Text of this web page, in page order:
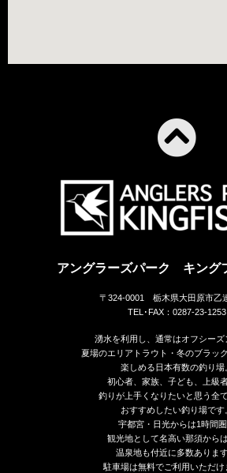
アングラーズパーク キング
〒324-0001 栃木県大田原市乙
TEL･FAX：0287-23-1253
湧水を利用し、通常はオフシーズ
夏場のエリアトラウト・冬のブラッ
楽しめる日本有数の釣り場
初心者、家族、子ども、上級
釣りが上手くなりたいと思う全
おすすめしたい釣り場です
宇都宮・日光からは1時間
観光地として名高い那須から
温泉地も付近に多数あります
駐車場は無料でご利用いただけ